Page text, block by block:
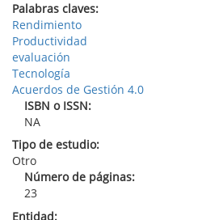
Palabras claves:
Rendimiento
Productividad
evaluación
Tecnología
Acuerdos de Gestión 4.0
ISBN o ISSN:
NA
Tipo de estudio:
Otro
Número de páginas:
23
Entidad: